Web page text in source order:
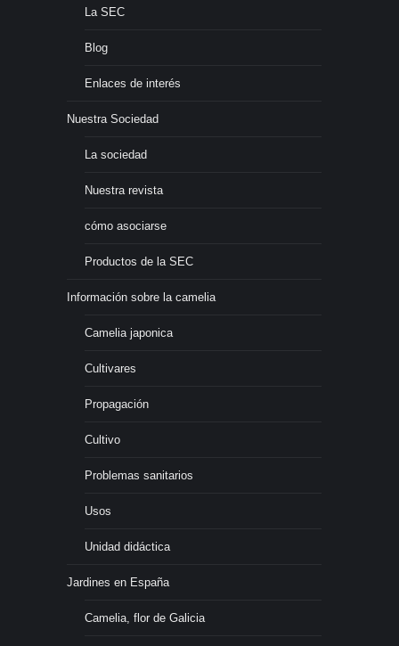
La SEC
Blog
Enlaces de interés
Nuestra Sociedad
La sociedad
Nuestra revista
cómo asociarse
Productos de la SEC
Información sobre la camelia
Camelia japonica
Cultivares
Propagación
Cultivo
Problemas sanitarios
Usos
Unidad didáctica
Jardines en España
Camelia, flor de Galicia